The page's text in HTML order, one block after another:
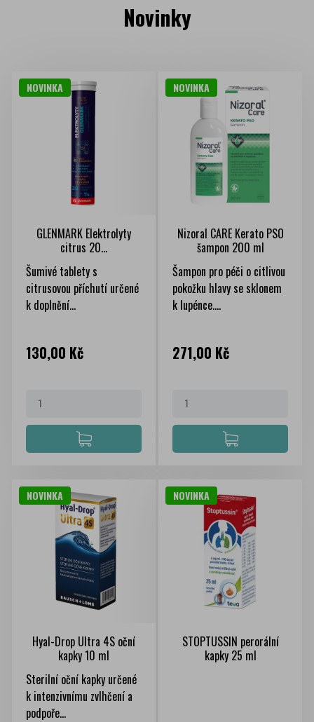
Novinky
GLENMARK Elektrolyty
citrus 20...
Šumivé tablety s
citrusovou příchutí určené
k doplnění...
Cena
130,00 Kč
NOVINKA
Nizoral CARE Kerato PSO
šampon 200 ml
Šampon pro péči o citlivou
pokožku hlavy se sklonem
k lupénce....
Cena
271,00 Kč
NOVINKA
Hyal-Drop Ultra 4S oční
kapky 10 ml
Sterilní oční kapky určené
k intenzivnímu zvlhčení a
podpoře...
NOVINKA
STOPTUSSIN perorální
kapky 25 ml
NOVINKA